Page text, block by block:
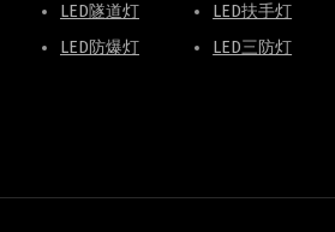
LED隧道灯
LED扶手灯
LED防爆灯
LED三防灯